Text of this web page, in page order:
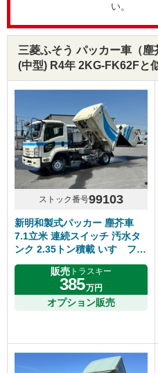
い。
三菱ふそう パッカー車（
(中型) R4年 2KG-FK62Fと
ストック番号99103
新明和製式パッカー 塵芥車
7.1立米 連続スイッチ 汚水タ
ンク 2.35トン積載 いすゞフォ
ワード 6速マニュアル
販売 トラスキー
385万円
オプション販売